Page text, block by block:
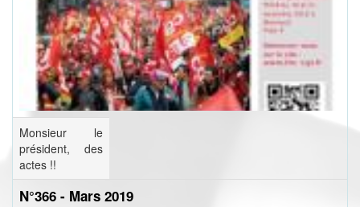
Monsieur le
président, des
actes !!
N°366 - Mars 2019